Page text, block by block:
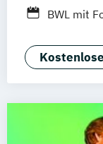
BWL mit
BWL mit
Master of